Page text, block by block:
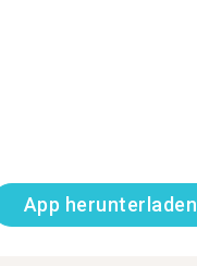
App herunterladen